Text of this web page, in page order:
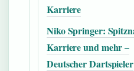
Karriere
Niko Springer:
Karriere und mehr –
Deutscher Dartspieler